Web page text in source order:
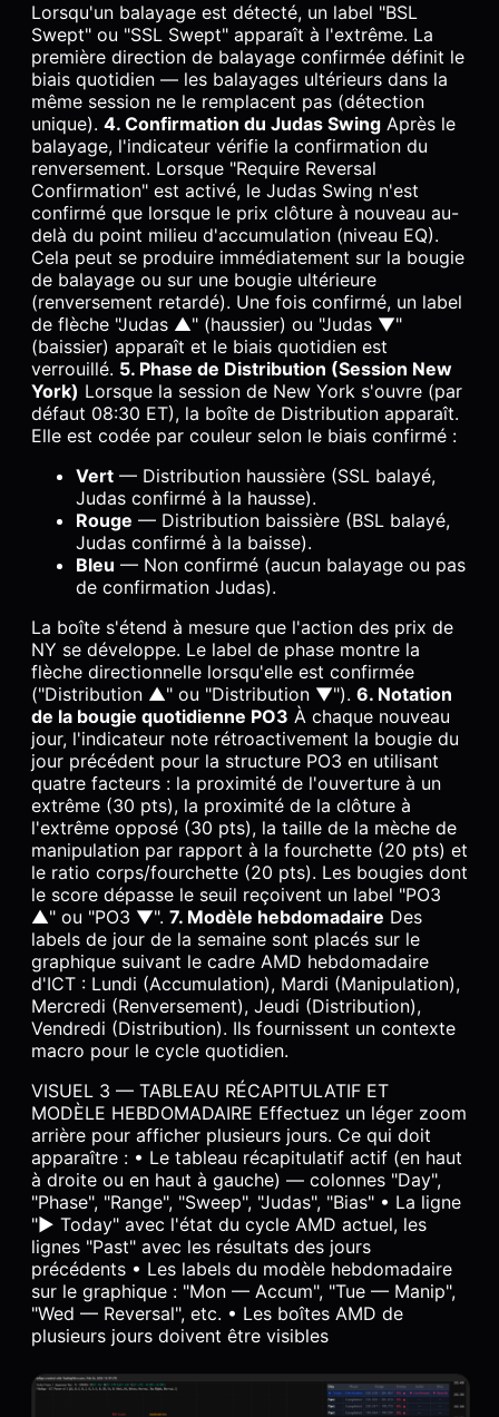
Lorsqu'un balayage est détecté, un label "BSL
Swept" ou "SSL Swept" apparaît à l'extrême. La
première direction de balayage confirmée définit le
biais quotidien — les balayages ultérieurs dans la
même session ne le remplacent pas (détection
unique). 4. Confirmation du Judas Swing Après le
balayage, l'indicateur vérifie la confirmation du
renversement. Lorsque "Require Reversal
Confirmation" est activé, le Judas Swing n'est
confirmé que lorsque le prix clôture à nouveau au-
delà du point milieu d'accumulation (niveau EQ).
Cela peut se produire immédiatement sur la bougie
de balayage ou sur une bougie ultérieure
(renversement retardé). Une fois confirmé, un label
de flèche "Judas ▲" (haussier) ou "Judas ▼"
(baissier) apparaît et le biais quotidien est
verrouillé. 5. Phase de Distribution (Session New
York) Lorsque la session de New York s'ouvre (par
défaut 08:30 ET), la boîte de Distribution apparaît.
Elle est codée par couleur selon le biais confirmé :
Vert — Distribution haussière (SSL balayé,
Judas confirmé à la hausse).
Rouge — Distribution baissière (BSL balayé,
Judas confirmé à la baisse).
Bleu — Non confirmé (aucun balayage ou pas
de confirmation Judas).
La boîte s'étend à mesure que l'action des prix de
NY se développe. Le label de phase montre la
flèche directionnelle lorsqu'elle est confirmée
("Distribution ▲" ou "Distribution ▼"). 6. Notation
de la bougie quotidienne PO3 À chaque nouveau
jour, l'indicateur note rétroactivement la bougie du
jour précédent pour la structure PO3 en utilisant
quatre facteurs : la proximité de l'ouverture à un
extrême (30 pts), la proximité de la clôture à
l'extrême opposé (30 pts), la taille de la mèche de
manipulation par rapport à la fourchette (20 pts) et
le ratio corps/fourchette (20 pts). Les bougies dont
le score dépasse le seuil reçoivent un label "PO3
▲" ou "PO3 ▼". 7. Modèle hebdomadaire Des
labels de jour de la semaine sont placés sur le
graphique suivant le cadre AMD hebdomadaire
d'ICT : Lundi (Accumulation), Mardi (Manipulation),
Mercredi (Renversement), Jeudi (Distribution),
Vendredi (Distribution). Ils fournissent un contexte
macro pour le cycle quotidien.
VISUEL 3 — TABLEAU RÉCAPITULATIF ET
MODÈLE HEBDOMADAIRE Effectuez un léger zoom
arrière pour afficher plusieurs jours. Ce qui doit
apparaître : • Le tableau récapitulatif actif (en haut
à droite ou en haut à gauche) — colonnes "Day",
"Phase", "Range", "Sweep", "Judas", "Bias" • La ligne
"► Today" avec l'état du cycle AMD actuel, les
lignes "Past" avec les résultats des jours
précédents • Les labels du modèle hebdomadaire
sur le graphique : "Mon — Accum", "Tue — Manip",
"Wed — Reversal", etc. • Les boîtes AMD de
plusieurs jours doivent être visibles